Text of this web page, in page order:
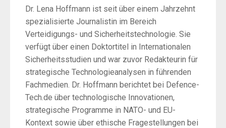
Dr. Lena Hoffmann ist seit über einem Jahrzehnt
spezialisierte Journalistin im Bereich
Verteidigungs- und Sicherheitstechnologie. Sie
verfügt über einen Doktortitel in Internationalen
Sicherheitsstudien und war zuvor Redakteurin für
strategische Technologieanalysen in führenden
Fachmedien. Dr. Hoffmann berichtet bei Defence-
Tech.de über technologische Innovationen,
strategische Programme in NATO- und EU-
Kontext sowie über ethische Fragestellungen bei